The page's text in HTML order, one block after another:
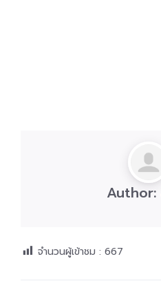
Author:
จำนวนผู้เข้าชม : 667